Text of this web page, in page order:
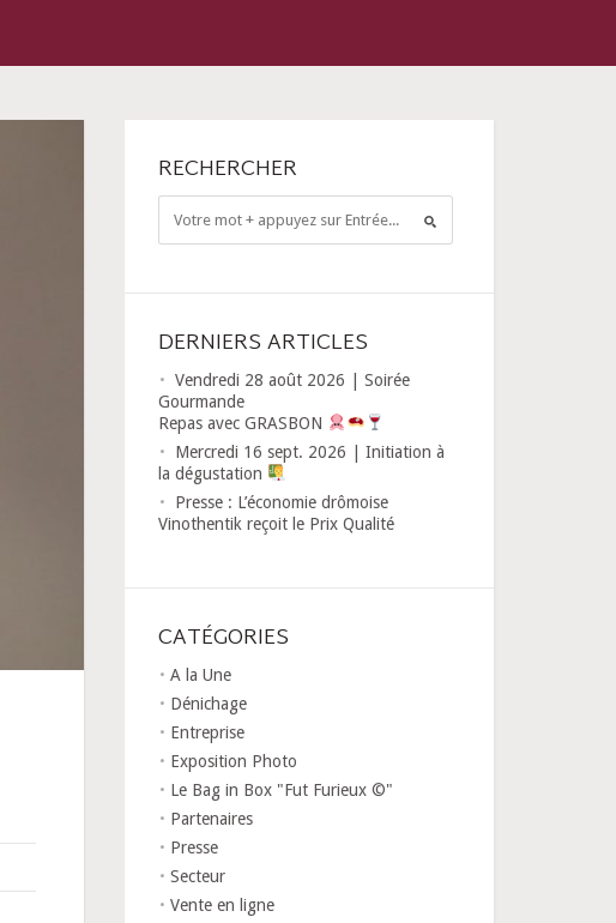
RECHERCHER
DERNIERS ARTICLES
Vendredi 28 août 2026 | Soirée
Gourmande
Repas avec GRASBON
Mercredi 16 sept. 2026 | Initiation à
la dégustation
Presse : L’économie drômoise
Vinothentik reçoit le Prix Qualité
CATÉGORIES
A la Une
Dénichage
Entreprise
Exposition Photo
Le Bag in Box "Fut Furieux ©"
Partenaires
Presse
Secteur
Vente en ligne